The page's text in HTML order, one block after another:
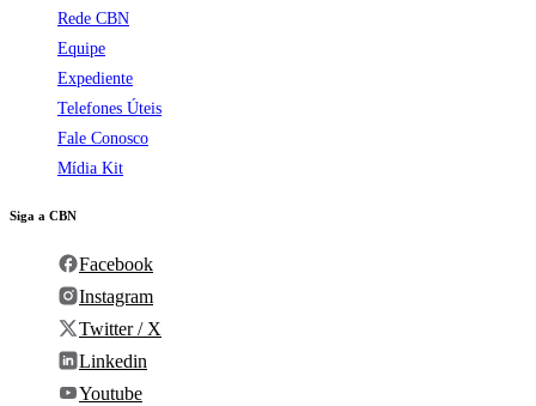
Rede CBN
Equipe
Expediente
Telefones Úteis
Fale Conosco
Mídia Kit
Siga a CBN
Facebook
Instagram
Twitter / X
Linkedin
Youtube